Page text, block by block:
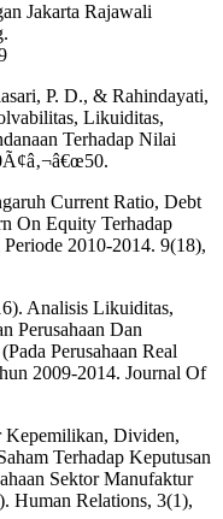
Jakarta Rajawali
P. D., & Rahindayati,
Likuiditas,
Terhadap Nilai
Current Ratio, Debt
On Equity Terhadap
2010-2014. 9(18),
Analisis Likuiditas,
Perusahaan Dan
Perusahaan Real
2009-2014. Journal Of
Kepemilikan, Dividen,
Terhadap Keputusan
Sektor Manufaktur
Human Relations, 3(1),